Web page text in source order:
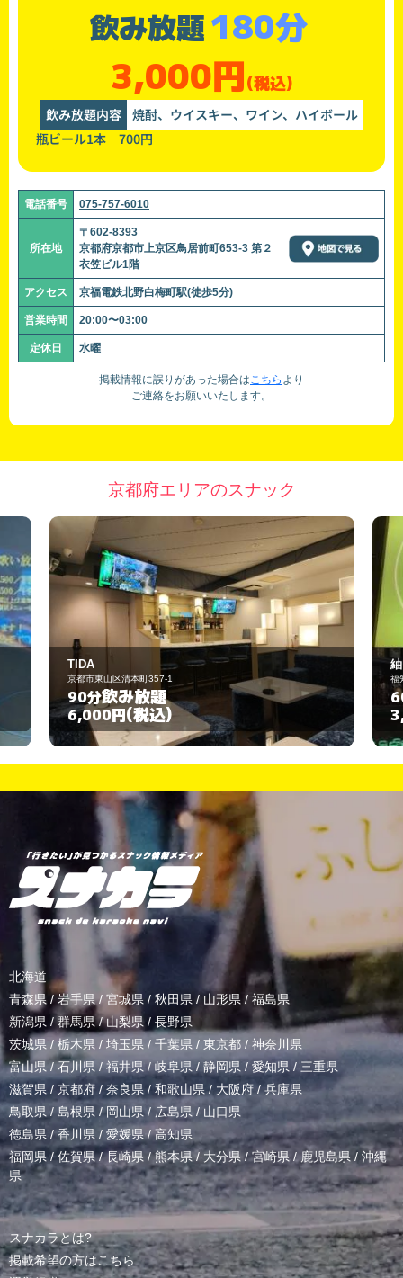
飲み放題180分
3,000円(税込)
飲み放題内容
焼酎、ウイスキー、ワイン、ハイボール
瓶ビール1本 700円
電話番号 075-757-6010
所在地
〒602-8393
京都府京都市上京区鳥居前町653-3 第２
衣笠ビル1階
アクセス 京福電鉄北野白梅町駅(徒歩5分)
営業時間 20:00〜03:00
定休日 水曜
掲載情報に誤りがあった場合はこちら より
ご連絡をお願いいたします。
京都府エリアのスナック
都市東山区清本町357-1
飲み放題
円(税込)
福知山市中ノ200 -6
60分飲み
3,000円 (
北海道
青森県 / 岩手県/ 宮城県 / 秋田県 / 山形県/ 福島県
新潟県 /群馬県/山梨県 / 長野県
茨城県 / 栃木県 / 埼玉県 / 千葉県 / 東京都 / 神奈川県
富山県 /石川県/福井県/岐阜県 / 静岡県 / 愛知県 / 三重県
滋賀県 / 京都府 / 奈良県 / 和歌山県/ 大阪府 /兵庫県
鳥取県/ 島根県 /岡山県/ 広島県 / 山口県
徳島県 /香川県 / 愛媛県/高知県
福岡県/佐賀県/長崎県 /熊本県/ 大分県/宮崎県 /鹿児島県 / 沖縄
県
スナカラとは?
掲載希望の方はこちら